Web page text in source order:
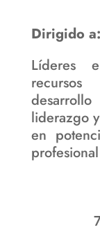
Dirigido a:
Líderes
liderazgo
en